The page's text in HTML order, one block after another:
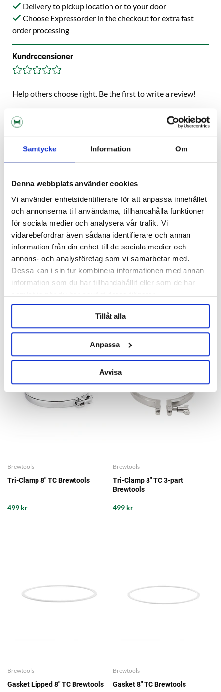
Samtycke Information Om
Denna webbplats använder cookies
Vi använder enhetsidentifierare för att anpassa innehållet
och annonserna till användarna, tillhandahålla funktioner
för sociala medier och analysera vår trafik. Vi
vidarebefordrar även sådana identifierare och annan
information från din enhet till de sociala medier och
annons- och analysföretag som vi samarbetar med.
Dessa kan i sin tur kombinera informationen med annan
information som du har tillhandahållit eller som de har
samlat in när du har använt deras tjänster.
Tillåt alla
Anpassa
Avvisa
Delivery to pickup location or to your door
Choose Expressorder in the checkout for extra fast
order processing
Kundrecensioner
Help others choose right. Be the first to write a review!
Description
Specification
Reviews
Ask about product
About the manufacturer
RELATED PRODUCTS
Brewtools
Tri-Clamp 8" TC Brewtools
499 kr
Brewtools
Tri-Clamp 8" TC 3-part
Brewtools
499 kr
Brewtools
Gasket Lipped 8" TC Brewtools
Brewtools
Gasket 8" TC Brewtools